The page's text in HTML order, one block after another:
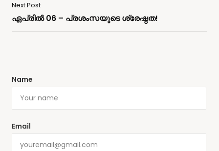
Next Post
ഏപ്രിൽ 06 – പ്രശംസയുടെ ശ്രേഷ്ഠത!
Name
Email